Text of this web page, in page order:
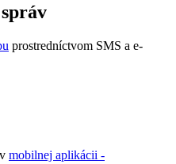
prostredníctvom SMS a e-
mobilnej aplikácii -